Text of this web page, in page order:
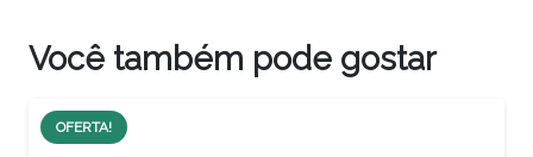
Você também pode gostar
OFERTA!